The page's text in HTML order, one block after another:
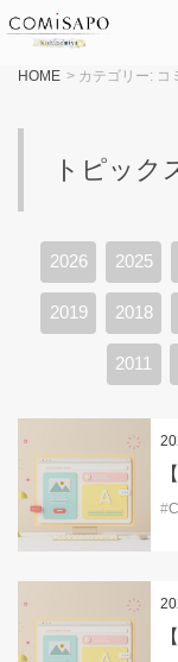
HOME > カテゴリー: コ
トピック
2026 2025
2019 2018
2011
#